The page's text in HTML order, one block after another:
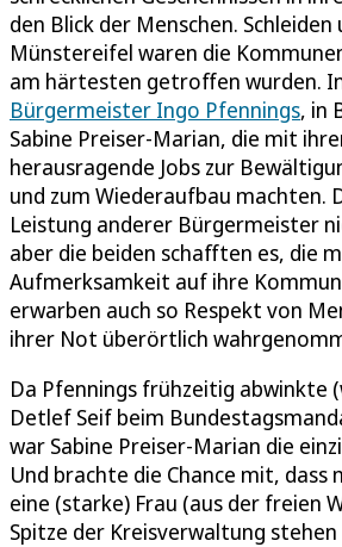
den Blick der Menschen. Schleiden
Münstereifel waren die
am härtesten getroffen wurden.
Bürgermeister Ingo Pfennings, in
Sabine Preiser-Marian, die mit
herausragende Jobs zur
und zum Wiederaufbau machten.
Leistung anderer Bürgermeister
aber die beiden schafften es, die
Aufmerksamkeit auf ihre
erwarben auch so Respekt von
ihrer Not überörtlich
Da Pfennings frühzeitig abwinkte
Detlef Seif beim
war Sabine Preiser-Marian die
Und brachte die Chance mit,
eine (starke) Frau (aus der freien
Spitze der Kreisverwaltung stehen